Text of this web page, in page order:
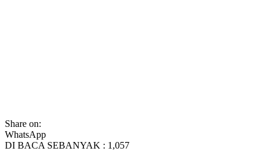
Share on:
WhatsApp
DI BACA SEBANYAK : 1,057